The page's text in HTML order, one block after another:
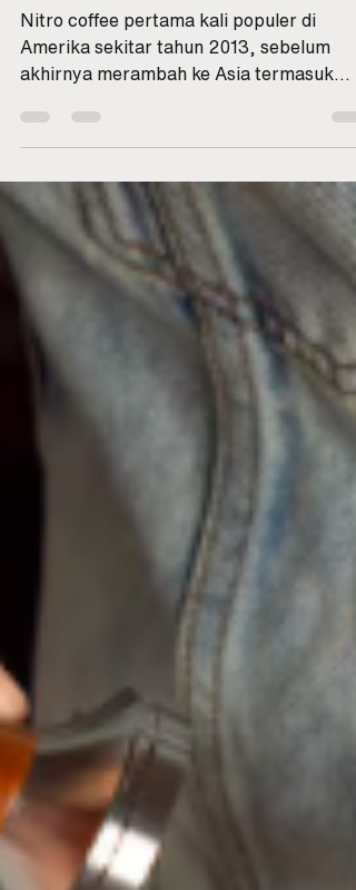
Dingin dan Creamy
Tanpa Susu
Nitro coffee pertama kali populer di
Amerika sekitar tahun 2013, sebelum
Indonesia. Konsepnya sederhana namun
memukau: ☕ Cold brew + 💨 Nitrogen →
menghasilkan sensasi dingin, creamy, dan
smooth tanpa tambahan susu Nitrogen
menciptakan buih mikro yang membuat
kopi tampak seperti bir stout — efek
yang membuat banyak orang penasaran!
Kini nitro coffee menjadi bagian dari